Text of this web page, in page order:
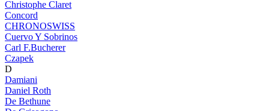
Christophe Claret
Concord
CHRONOSWISS
Cuervo Y Sobrinos
Carl F.Bucherer
Czapek
D
Damiani
Daniel Roth
De Bethune